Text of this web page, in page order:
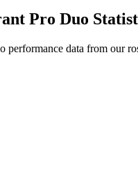
Pro Duo
performance data from our